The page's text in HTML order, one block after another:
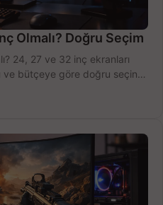
Olmalı? Doğru Seçim
24, 27 ve 32 inç ekranları
bütçeye göre doğru seçin,